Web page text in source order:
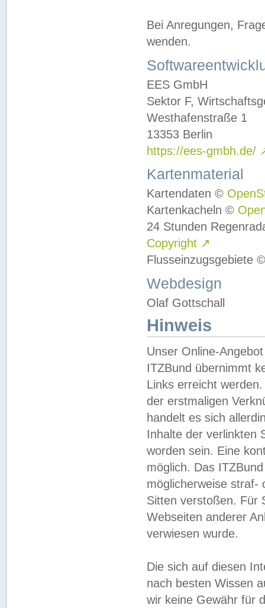
Bei Anregungen,
wenden.
EES GmbH
Sektor F,
Westhafenstraße 1
13353 Berlin
https://ees-gmbh.de/
Kartenmaterial
Kartendaten ©
Kartenkacheln ©
24 Stunden
Copyright ↗
Flusseinzugsgebiete
Webdesign
Olaf Gottschall
Hinweis
Unser Online-
ITZBund übernimmt
Links erreicht
der erstmaligen
handelt es sich
Inhalte der verlinkten
worden sein. Eine
möglich. Das
möglicherweise straf-
Sitten verstoßen. Für
Webseiten anderer
verwiesen wurde.
Die sich auf diesen
nach besten Wissen
wir keine Gewähr für